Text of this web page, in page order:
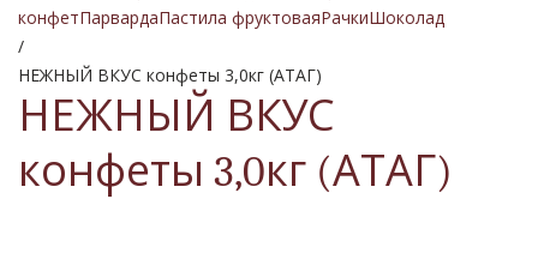
конфетПарвардаПастила фруктоваяРачкиШоколад
/
НЕЖНЫЙ ВКУС конфеты 3,0кг (АТАГ)
НЕЖНЫЙ ВКУС
конфеты 3,0кг (АТАГ)